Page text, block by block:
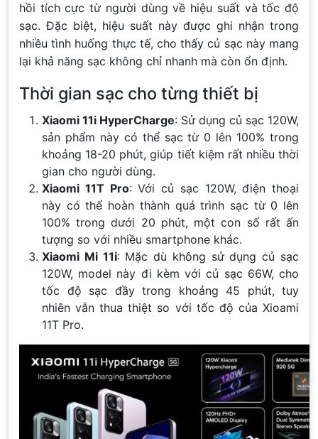
hồi tích cực từ người dùng về hiệu suất và tốc độ
sạc. Đặc biệt, hiệu suất này được ghi nhận trong
nhiều tình huống thực tế, cho thấy củ sạc này mang
lại khả năng sạc không chỉ nhanh mà còn ổn định.
Thời gian sạc cho từng thiết bị
Xiaomi 11i HyperCharge: Sử dụng củ sạc 120W,
sản phẩm này có thể sạc từ 0 lên 100% trong
khoảng 18-20 phút, giúp tiết kiệm rất nhiều thời
gian cho người dùng.
Xiaomi 11T Pro: Với củ sạc 120W, điện thoại
này có thể hoàn thành quá trình sạc từ 0 lên
100% trong dưới 20 phút, một con số rất ấn
tượng so với nhiều smartphone khác.
Xiaomi Mi 11i: Mặc dù không sử dụng củ sạc
120W, model này đi kèm với củ sạc 66W, cho
tốc độ sạc đầy trong khoảng 45 phút, tuy
nhiên vẫn thua thiệt so với tốc độ của Xioami
11T Pro.